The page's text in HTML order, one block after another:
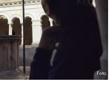
Foto: